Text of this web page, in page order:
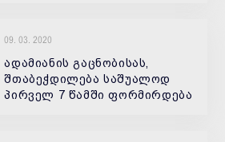
09. 03. 2020
ადამიანის გაცნობისას,
შთაბეჭდილება საშუალოდ
პირველ 7 წამში ფორმირდება